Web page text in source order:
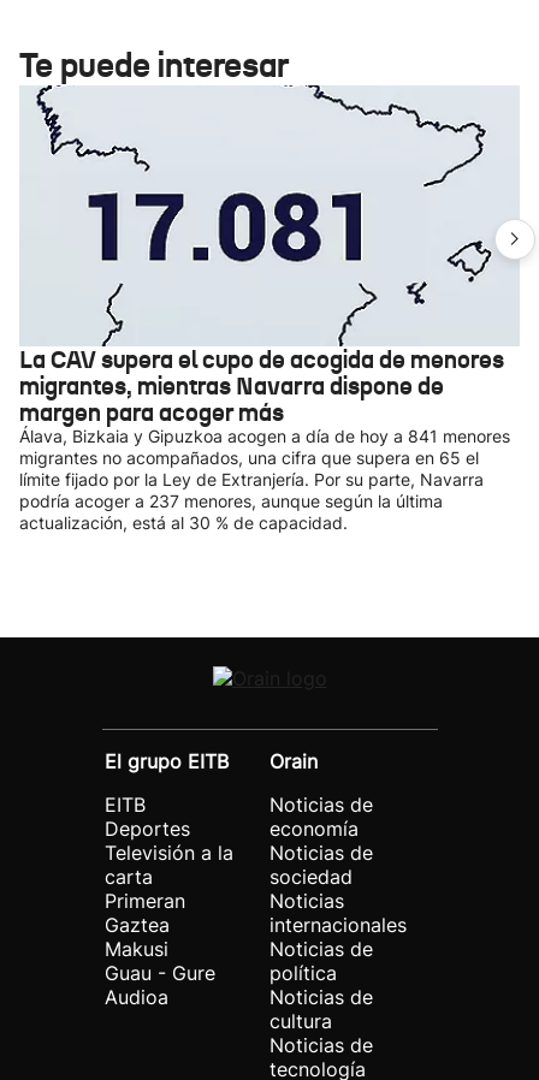
Te puede interesar
La CAV supera el cupo de acogida de menores
migrantes, mientras Navarra dispone de
margen para acoger más
Álava, Bizkaia y Gipuzkoa acogen a día de hoy a 841 menores
migrantes no acompañados, una cifra que supera en 65 el
límite fijado por la Ley de Extranjería. Por su parte, Navarra
podría acoger a 237 menores, aunque según la última
actualización, está al 30 % de capacidad.
El grupo EITB
EITB
Deportes
Televisión a la
carta
Primeran
Gaztea
Makusi
Guau - Gure
Audioa
Orain
Noticias de
economía
Noticias de
sociedad
Noticias
internacionales
Noticias de
política
Noticias de
cultura
Noticias de
tecnología